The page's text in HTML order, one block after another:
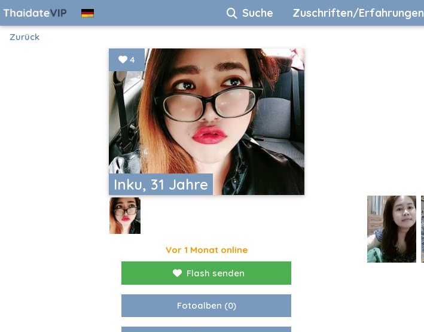
Suche Zuschriften/Erfahrungen
Zurück
Inku, 31 Jahre
4
Vor 1 Monat online
Flash senden
Fotoalben (0)